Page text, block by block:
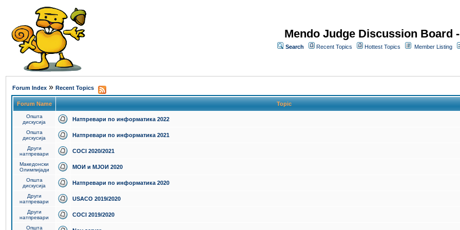
Mendo Judge Discussion Board
Search Recent Topics Hottest Topics Member Listing
Forum Index » Recent Topics
Forum Name Topic
Општа
дискусија
Натпревари по информатика 2022
Општа
дискусија
Натпревари по информатика 2021
Други
натпревари
COCI 2020/2021
Македонски
Олимпијади
МОИ и МЈОИ 2020
Општа
дискусија
Натпревари по информатика 2020
Други
натпревари
USACO 2019/2020
Други
натпревари
COCI 2019/2020
Општа